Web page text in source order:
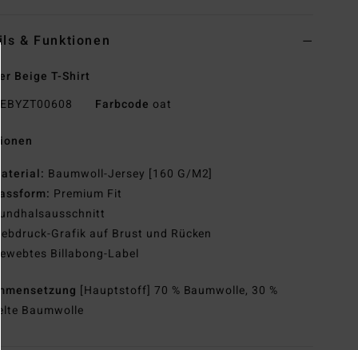
& Funktionen
Beige T-Shirt
EBYZT00608 Farbcode oat
Material: Baumwoll-Jersey [160 G/M2]
Passform: Premium Fit
Rundhalsausschnitt
Siebdruck-Grafik auf Brust und Rücken
Gewebtes Billabong-Label
[Hauptstoff] 70 % Baumwolle, 30 %
Baumwolle